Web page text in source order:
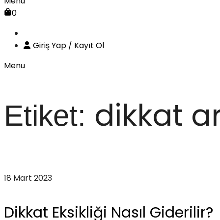
0
Giriş Yap / Kayıt Ol
Menu
Etiket: dikkat
18 Mart 2023
Dikkat Eksikliği Nasıl Giderilir?